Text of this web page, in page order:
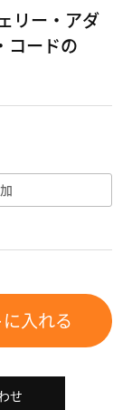
リー・アダ
コードの
入れる
せ